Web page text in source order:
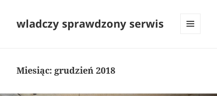
wladczy sprawdzony serwis
Miesiąc: grudzień 2018